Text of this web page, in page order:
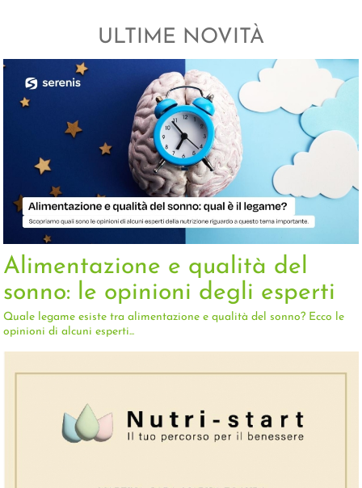
ULTIME NOVITÀ
Alimentazione e qualità del
sonno: le opinioni degli esperti
Quale legame esiste tra alimentazione e qualità del sonno? Ecco le
opinioni di alcuni esperti...